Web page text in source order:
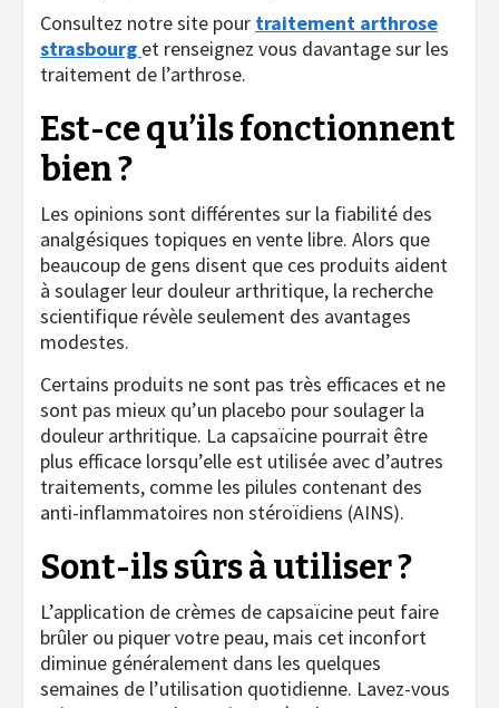
Consultez notre site pour traitement arthrose
strasbourg et renseignez vous davantage sur les
traitement de l’arthrose.
Est-ce qu’ils fonctionnent
bien ?
Les opinions sont différentes sur la fiabilité des
analgésiques topiques en vente libre. Alors que
beaucoup de gens disent que ces produits aident
à soulager leur douleur arthritique, la recherche
scientifique révèle seulement des avantages
modestes.
Certains produits ne sont pas très efficaces et ne
sont pas mieux qu’un placebo pour soulager la
douleur arthritique. La capsaïcine pourrait être
plus efficace lorsqu’elle est utilisée avec d’autres
traitements, comme les pilules contenant des
anti-inflammatoires non stéroïdiens (AINS).
Sont-ils sûrs à utiliser ?
L’application de crèmes de capsaïcine peut faire
brûler ou piquer votre peau, mais cet inconfort
diminue généralement dans les quelques
semaines de l’utilisation quotidienne. Lavez-vous